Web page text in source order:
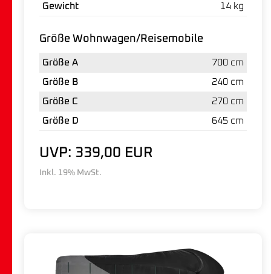
Gewicht
14 kg
Größe Wohnwagen/Reisemobile
Größe A
700 cm
Größe B
240 cm
Größe C
270 cm
Größe D
645 cm
UVP: 339,00 EUR
Inkl. 19% MwSt.